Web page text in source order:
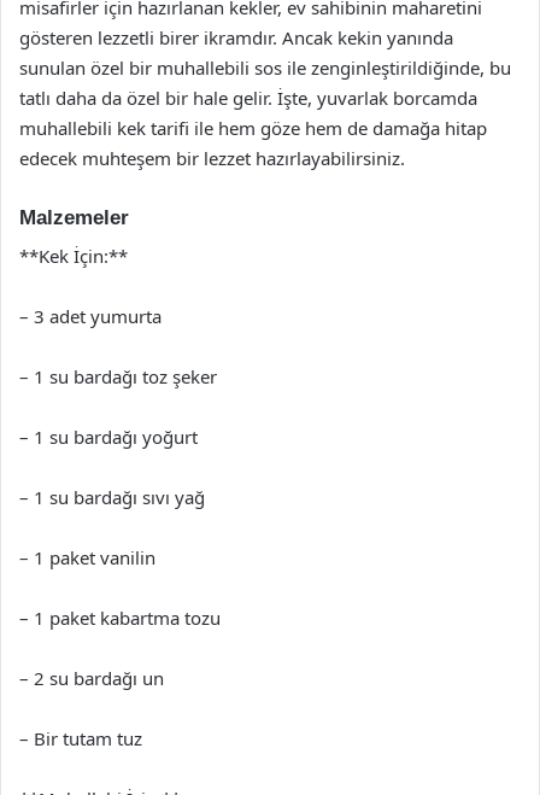
misafirler için hazırlanan kekler, ev sahibinin maharetini
gösteren lezzetli birer ikramdır. Ancak kekin yanında
sunulan özel bir muhallebili sos ile zenginleştirildiğinde, bu
tatlı daha da özel bir hale gelir. İşte, yuvarlak borcamda
muhallebili kek tarifi ile hem göze hem de damağa hitap
edecek muhteşem bir lezzet hazırlayabilirsiniz.
Malzemeler
**Kek İçin:**
– 3 adet yumurta
– 1 su bardağı toz şeker
– 1 su bardağı yoğurt
– 1 su bardağı sıvı yağ
– 1 paket vanilin
– 1 paket kabartma tozu
– 2 su bardağı un
– Bir tutam tuz